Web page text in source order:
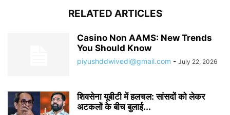
RELATED ARTICLES
Casino Non AAMS: New Trends
You Should Know
piyushddwivedi@gmail.com - July 22, 2026
शिवसेना यूबीटी में हलचल: सांसदों को लेकर
अटकलों के बीच बुलाई...